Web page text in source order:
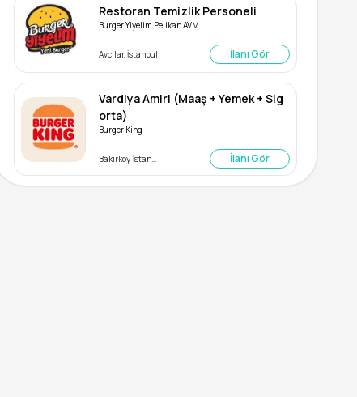
Restoran Temizlik Personeli
Burger Yiyelim Pelikan AVM
Avcılar, İstanbul İlanı Gör
Vardiya Amiri (Maaş + Yemek + Sig
orta)
Burger King
İlanı Gör